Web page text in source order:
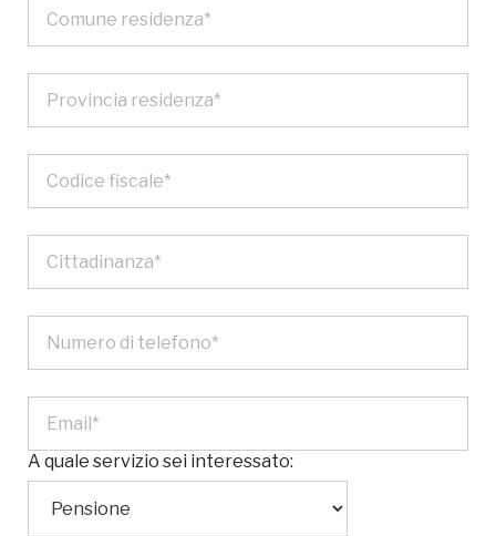
A quale servizio sei interessato: